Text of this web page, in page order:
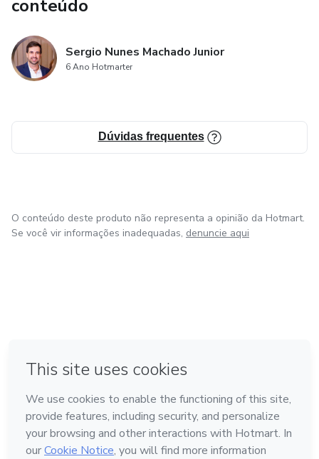
conteúdo
Sergio Nunes Machado Junior
6 Ano Hotmarter
Dúvidas frequentes
O conteúdo deste produto não representa a opinião da Hotmart.
Se você vir informações inadequadas, denuncie aqui
Feito com ❤ na Cidade do México
Conheça a Hotmart